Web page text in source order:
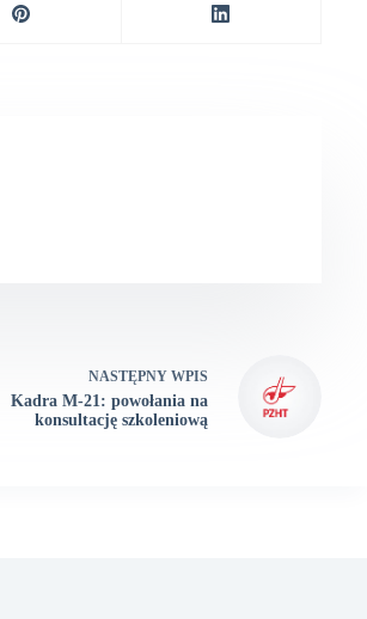
NASTĘPNY WPIS
Kadra M-21: powołania na
konsultację szkoleniową